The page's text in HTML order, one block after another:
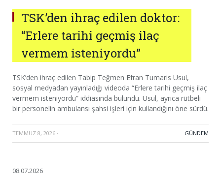
TSK’den ihraç edilen doktor:
“Erlere tarihi geçmiş ilaç
vermem isteniyordu”
TSK’den ihraç edilen Tabip Teğmen Efran Tumaris Usul,
sosyal medyadan yayınladığı videoda “Erlere tarihi geçmiş ilaç
vermem isteniyordu” iddiasında bulundu. Usul, ayrıca rütbeli
bir personelin ambulansı şahsi işleri için kullandığını öne sürdü.
TEMMUZ 8, 2026 · GÜNDEM
08.07.2026